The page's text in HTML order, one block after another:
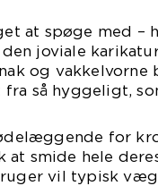
at spøge med –
joviale
og
så hyggeligt,
for
at smide hele
vil typisk